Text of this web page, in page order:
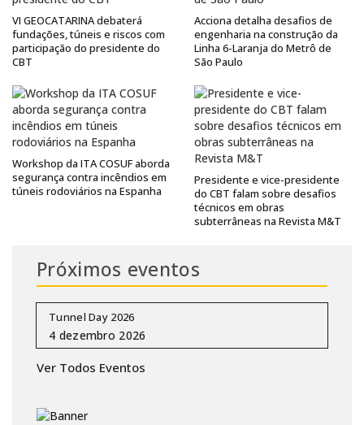
VI GEOCATARINA debaterá
fundações, túneis e riscos com
participação do presidente do
CBT
Acciona detalha desafios de
engenharia na construção da
Linha 6-Laranja do Metrô de
São Paulo
Workshop da ITA COSUF aborda
segurança contra incêndios em
túneis rodoviários na Espanha
Presidente e vice-presidente
do CBT falam sobre desafios
técnicos em obras
subterrâneas na Revista M&T
Próximos eventos
Tunnel Day 2026
Ver Todos Eventos